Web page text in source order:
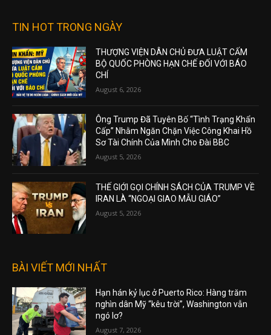
TIN HOT TRONG NGÀY
THƯỢNG VIỆN DÂN CHỦ ĐƯA LUẬT CẤM
BỘ QUỐC PHÒNG HẠN CHẾ ĐỐI VỚI BÁO
CHÍ
August 6, 2026
Ông Trump Đã Tuyên Bố “Tình Trạng Khẩn
Cấp” Nhằm Ngăn Chặn Việc Công Khai Hồ
Sơ Tài Chính Của Mình Cho Đài BBC
August 5, 2026
THẾ GIỚI GỌI CHÍNH SÁCH CỦA TRUMP VỀ
IRAN LÀ “NGOẠI GIAO MẪU GIÁO”
August 5, 2026
BÀI VIẾT MỚI NHẤT
Hạn hán kỷ lục ở Puerto Rico: Hàng trăm
nghìn dân Mỹ “kêu trời”, Washington vẫn
ngó lơ?
August 7, 2026